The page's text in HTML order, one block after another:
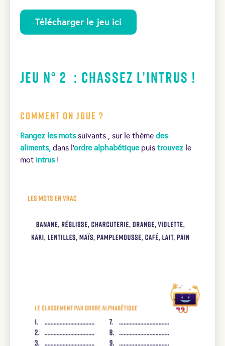
Télécharger le jeu ici
Jeu N° 2 : Chassez l’intrus !
Comment on joue ?
Rangez les motssuivants , sur le thème des
aliments, dans l’ordre alphabétiquepuis trouvez le
mot intrus!